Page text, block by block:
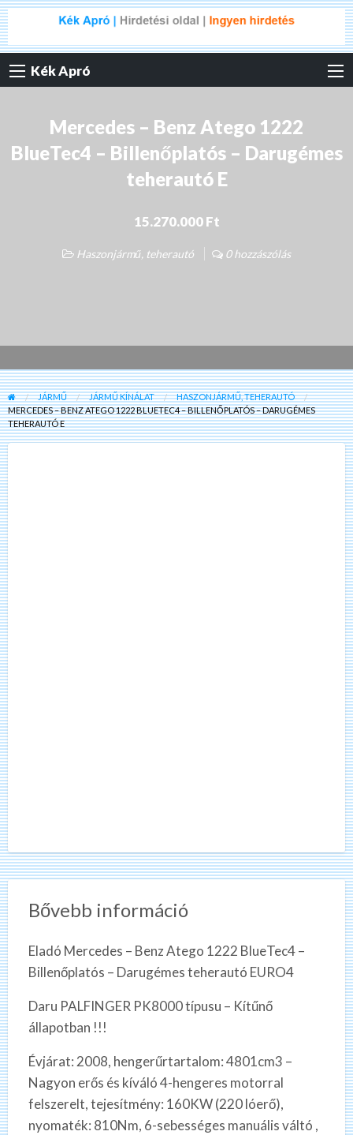
Kék Apró
Mercedes – Benz Atego 1222
BlueTec4 – Billenőplatós – Darugémes
teherautó E
15.270.000 Ft
Haszonjármű, teherautó 0 hozzászólás
JÁRMŰ JÁRMŰ KÍNÁLAT
HASZONJÁRMŰ, TEHERAUTÓ
MERCEDES – BENZ ATEGO 1222 BLUETEC4 – BILLENŐPLATÓS – DARUGÉMES
TEHERAUTÓ E
Bővebb információ
Eladó Mercedes – Benz Atego 1222 BlueTec4 –
Billenőplatós – Darugémes teherautó EURO4
Daru PALFINGER PK8000 típusu – Kítűnő
állapotban !!!
Évjárat: 2008, hengerűrtartalom: 4801cm3 –
Nagyon erős és kíváló 4-hengeres motorral
felszerelt, tejesítmény: 160KW (220 lóerő),
nyomaték: 810Nm, 6-sebességes manuális váltó ,